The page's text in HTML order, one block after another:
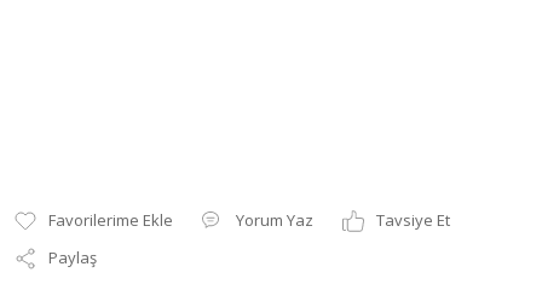
Yorum Yaz
Tavsiye Et
Paylaş